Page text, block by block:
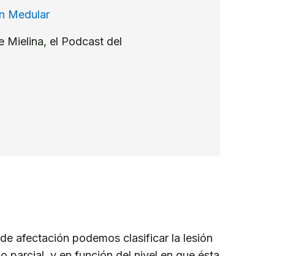
Medular
Mielina, el Podcast del
afectación podemos clasificar la lesión